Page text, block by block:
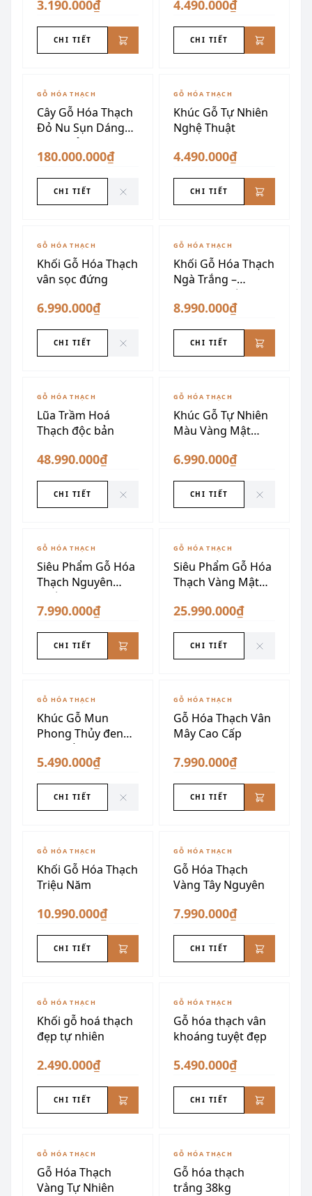
3.190.000₫
CHI TIẾT
4.490.000₫
CHI TIẾT
ĐÃ SƯU TẦM
GỖ HÓA THẠCH
Cây Gỗ Hóa Thạch
Đỏ Nu Sụn Dáng
Ngọn Lửa
180.000.000₫
CHI TIẾT
GỖ HÓA THẠCH
Khúc Gỗ Tự Nhiên
Nghệ Thuật
4.490.000₫
CHI TIẾT
ĐÃ SƯU TẦM
GỖ HÓA THẠCH
Khối Gỗ Hóa Thạch
vân sọc đứng
6.990.000₫
CHI TIẾT
GỖ HÓA THẠCH
Khối Gỗ Hóa Thạch
Ngà Trắng –
Nguyên Khối, Sang
Trọng, Phong Thủy
8.990.000₫
CHI TIẾT
ĐÃ SƯU TẦM
GỖ HÓA THẠCH
Lũa Trầm Hoá
Thạch độc bản
48.990.000₫
CHI TIẾT
ĐÃ SƯU TẦM
GỖ HÓA THẠCH
Khúc Gỗ Tự Nhiên
Màu Vàng Mật
6.990.000₫
CHI TIẾT
GỖ HÓA THẠCH
Siêu Phẩm Gỗ Hóa
Thạch Nguyên
Khối
7.990.000₫
CHI TIẾT
ĐÃ SƯU TẦM
GỖ HÓA THẠCH
Siêu Phẩm Gỗ Hóa
Thạch Vàng Mật
25.990.000₫
CHI TIẾT
ĐÃ SƯU TẦM
GỖ HÓA THẠCH
Khúc Gỗ Mun
Phong Thủy đen
Vân Trắng
5.490.000₫
CHI TIẾT
GỖ HÓA THẠCH
Gỗ Hóa Thạch Vân
Mây Cao Cấp
7.990.000₫
CHI TIẾT
GỖ HÓA THẠCH
Khối Gỗ Hóa Thạch
Triệu Năm
10.990.000₫
CHI TIẾT
GỖ HÓA THẠCH
Gỗ Hóa Thạch
Vàng Tây Nguyên
7.990.000₫
CHI TIẾT
GỖ HÓA THẠCH
Khối gỗ hoá thạch
đẹp tự nhiên
2.490.000₫
CHI TIẾT
GỖ HÓA THẠCH
Gỗ hóa thạch vân
khoáng tuyệt đẹp
5.490.000₫
CHI TIẾT
GỖ HÓA THẠCH
Gỗ Hóa Thạch
Vàng Tự Nhiên
GỖ HÓA THẠCH
Gỗ hóa thạch
trắng 38kg